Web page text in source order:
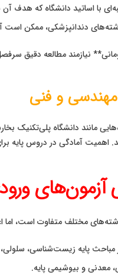
با اساتید دانشگاه که هدف
دندانپزشکی، ممکن است
نیازمند مطالعه
و فنی
مانند دانشگاه پلی‌تکنیک
اهمیت آمادگی در دروس پایه
آزمون‌های
رشته‌های مختلف متفاوت است،
پایه زیست‌شناسی،
و بیوشیمی پایه.